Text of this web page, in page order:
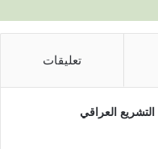
تعليقات
العراقي